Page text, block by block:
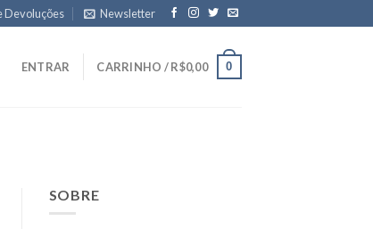
Devoluções Newsletter
ENTRAR CARRINHO /R$0,00 0
SOBRE